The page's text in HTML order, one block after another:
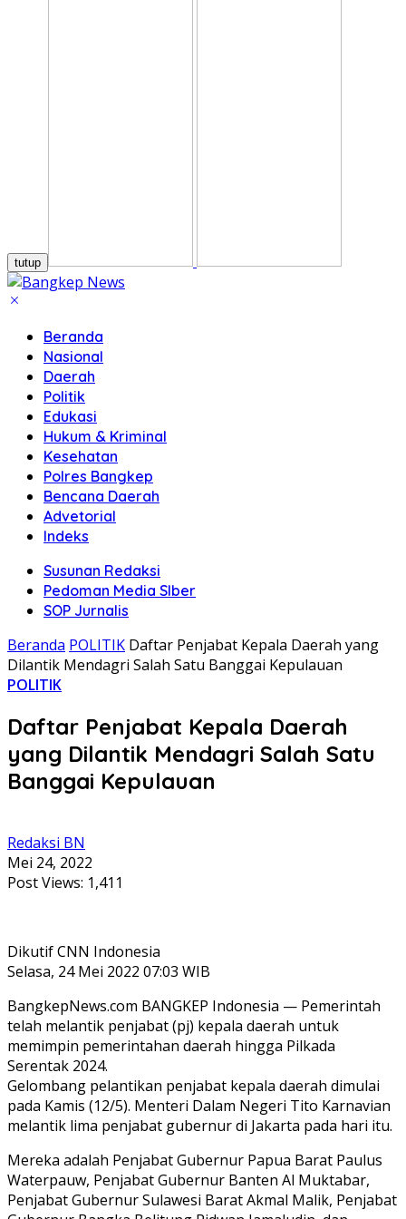
tutup
Beranda
Nasional
Daerah
Politik
Edukasi
Hukum & Kriminal
Kesehatan
Polres Bangkep
Bencana Daerah
Advetorial
Indeks
Susunan Redaksi
Pedoman Media SIber
SOP Jurnalis
Beranda POLITIK Daftar Penjabat Kepala Daerah yang
Dilantik Mendagri Salah Satu Banggai Kepulauan
POLITIK
Daftar Penjabat Kepala Daerah
yang Dilantik Mendagri Salah Satu
Banggai Kepulauan
Redaksi BN
Mei 24, 2022
Post Views: 1,411
Dikutif CNN Indonesia
Selasa, 24 Mei 2022 07:03 WIB
BangkepNews.com BANGKEP Indonesia — Pemerintah
telah melantik penjabat (pj) kepala daerah untuk
memimpin pemerintahan daerah hingga Pilkada
Serentak 2024.
Gelombang pelantikan penjabat kepala daerah dimulai
pada Kamis (12/5). Menteri Dalam Negeri Tito Karnavian
melantik lima penjabat gubernur di Jakarta pada hari itu.
Mereka adalah Penjabat Gubernur Papua Barat Paulus
Waterpauw, Penjabat Gubernur Banten Al Muktabar,
Penjabat Gubernur Sulawesi Barat Akmal Malik, Penjabat